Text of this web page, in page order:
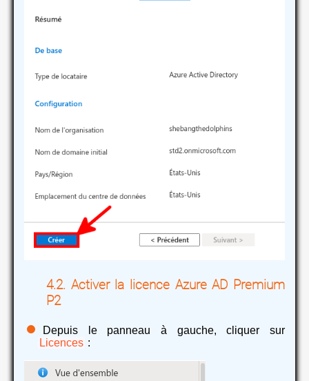
Activer la licence Azure AD Premium
P2
Depuis le panneau à gauche, cliquer sur
Licences :